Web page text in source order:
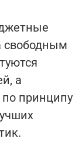
свободным
а
по принципу